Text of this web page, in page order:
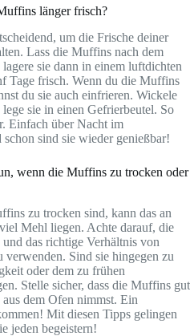
länger frisch?
um die Frische deiner
Lass die Muffins nach dem
sie dann in einem luftdichten
Tage frisch. Wenn du die Muffins
du sie auch einfrieren. Wickele
sie in einen Gefrierbeutel. So
Einfach über Nacht im
sind sie wieder genießbar!
wenn die Muffins zu trocken oder
zu trocken sind, kann das an
Mehl liegen. Achte darauf, die
das richtige Verhältnis von
verwenden. Sind sie hingegen zu
oder dem zu frühen
Stelle sicher, dass die Muffins gut
dem Ofen nimmst. Ein
Mit diesen Tipps gelingen
jeden begeistern!